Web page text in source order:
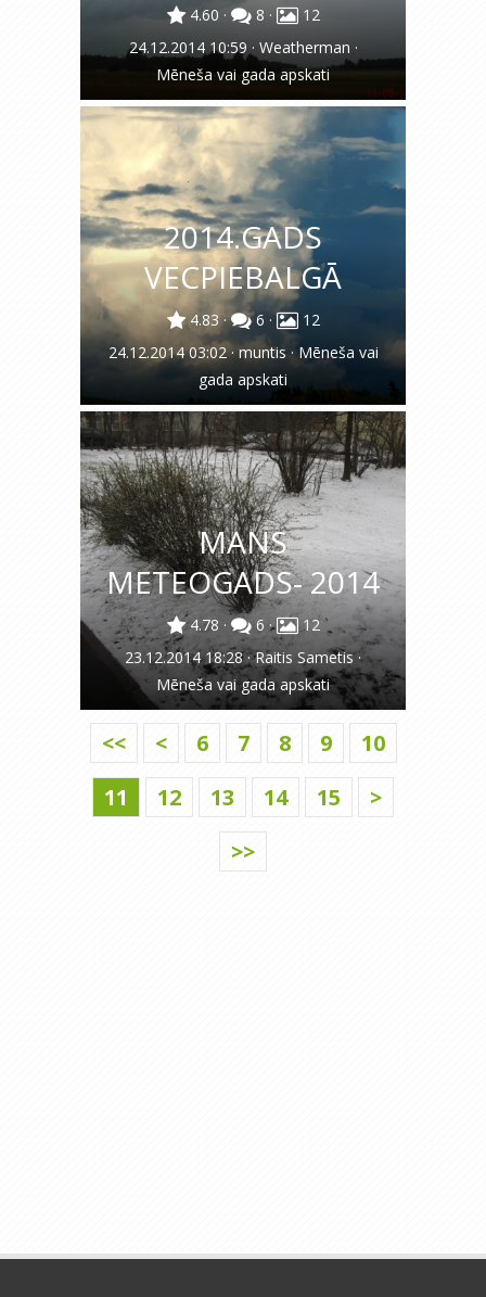
4.60 · 8 ·
12
24.12.2014 10:59 · Weatherman ·
Mēneša vai gada apskati
2014.GADS
VECPIEBALGĀ
4.83· 6 ·
12
24.12.2014 03:02·muntis · Mēneša vai
gada apskati
MANS
METEOGADS- 2014
4.78 · 6 ·
12
23.12.2014 18:28·Raitis Sametis·
Mēneša vai gada apskati
<< < 6 7 8 9
10
11
12 13 14 15
>
>>